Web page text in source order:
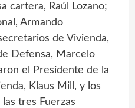
cartera, Raúl Lozano;
Armando
de Vivienda,
Defensa, Marcelo
el Presidente de la
Klaus Mill, y los
tres Fuerzas